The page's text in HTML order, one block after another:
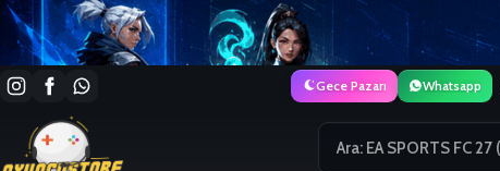
Gece Pazarı Whatsapp